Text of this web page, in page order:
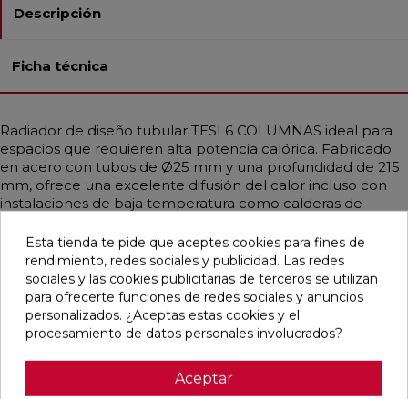
Descripción
Ficha técnica
Radiador de diseño tubular TESI 6 COLUMNAS ideal para
espacios que requieren alta potencia calórica. Fabricado
en acero con tubos de Ø25 mm y una profundidad de 215
mm, ofrece una excelente difusión del calor incluso con
instalaciones de baja temperatura como calderas de
diferentes medidas y en acabados personalizados,
incluidos colores RAL y tratamientos especiales. Se
suministra con soportes universales y purgador del mismo
color. Perfecto para viviendas o espacios públicos que
exigen funcionalidad y estética elegante. Presión máxima
de trabajo: 8 bar. Temperatura máxima: 95 °C.
Esta tienda te pide que aceptes cookies para fines de
rendimiento, redes sociales y publicidad. Las redes
sociales y las cookies publicitarias de terceros se utilizan
para ofrecerte funciones de redes sociales y anuncios
personalizados. ¿Aceptas estas cookies y el
procesamiento de datos personales involucrados?
Aceptar